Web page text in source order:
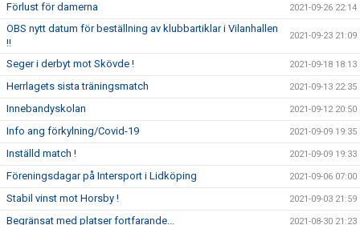
Förlust för damerna 2021-09-26 22:14
OBS nytt datum för beställning av klubbartiklar i Vilanhallen
!!
2021-09-23 21:09
Seger i derbyt mot Skövde ! 2021-09-18 18:13
Herrlagets sista träningsmatch 2021-09-13 22:35
Innebandyskolan 2021-09-12 20:50
Info ang förkylning/Covid-19 2021-09-09 19:35
Inställd match ! 2021-09-09 19:33
Föreningsdagar på Intersport i Lidköping 2021-09-06 07:00
Stabil vinst mot Horsby ! 2021-09-03 21:59
Begränsat med platser fortfarande... 2021-08-30 21:23